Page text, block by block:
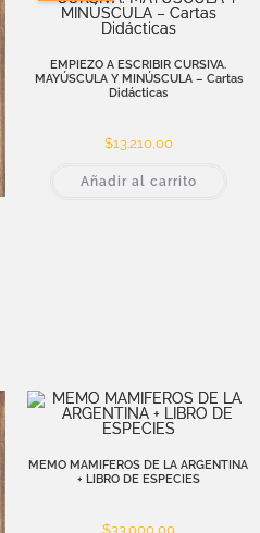
EMPIEZO A ESCRIBIR CURSIVA.
MAYÚSCULA Y MINÚSCULA – Cartas
Didácticas
$13.210,00
Añadir al carrito
MEMO MAMIFEROS DE LA ARGENTINA
+ LIBRO DE ESPECIES
$33.000,00